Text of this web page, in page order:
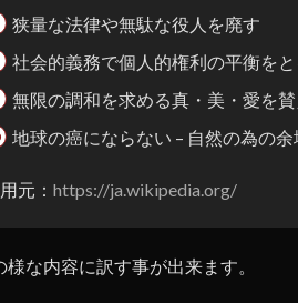
狭量な法律や無駄な役人を廃す
社会的義務で個人的権利の平衡をと
無限の調和を求める真・美・愛を賛
地球の癌にならない – 自然の為の
元： https://ja.wikipedia.org/
様な内容に訳す事が出来ます。